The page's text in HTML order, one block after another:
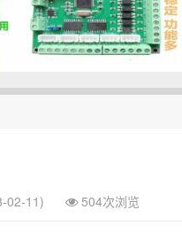
02-11) 504次浏览